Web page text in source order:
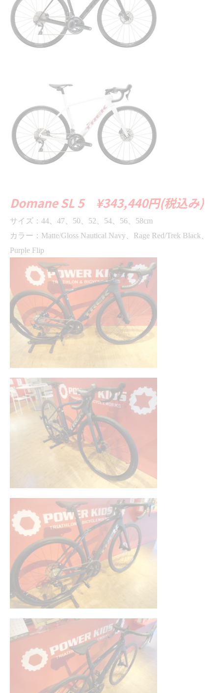
Domane SL 5 ¥343,440円(税込み)
サイズ： 44 47 50 52 54 56
58cm
カラー： Matte/Gloss Nautical Navy Rage Red/Trek Black
Purple Flip